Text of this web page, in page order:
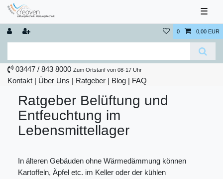
☰
0 0,00 EUR
03447 / 843 8000 Zum Ortstarif von 08-17 Uhr
Kontakt | Über Uns | Ratgeber | Blog | FAQ
Ratgeber Belüftung und
Entfeuchtung im
Lebensmittellager
In älteren Gebäuden ohne Wärmedämmung können
Kartoffeln, Äpfel etc. im Keller oder der kühlen